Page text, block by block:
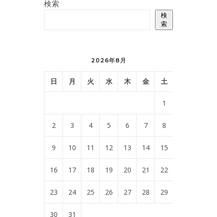
検索
検
索
2026年8月
日 月 火 水 木 金 土
1
2 3 4 5 6 7 8
9 10 11 12 13 14 15
16 17 18 19 20 21 22
23 24 25 26 27 28 29
30 31